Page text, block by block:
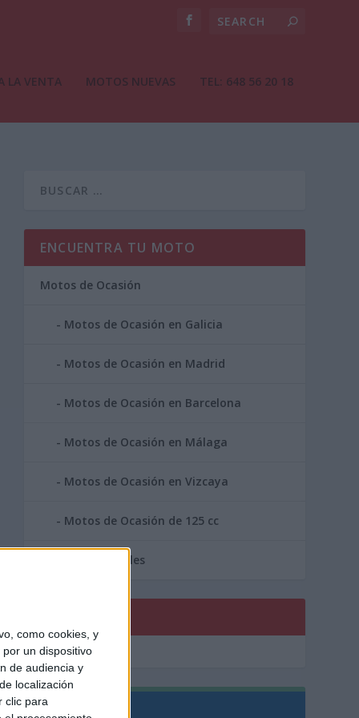
como cookies, y
un dispositivo
de audiencia y
localización
clic para
LA VENTA MOTOS NUEVAS TEL: 648 56 20 18
ENCUENTRA TU MOTO
Motos de Ocasión
Motos de Ocasión en Galicia
Motos de Ocasión en Madrid
Motos de Ocasión en Barcelona
Motos de Ocasión en Málaga
Motos de Ocasión en Vizcaya
Motos de Ocasión de 125 cc
Area Profesionales